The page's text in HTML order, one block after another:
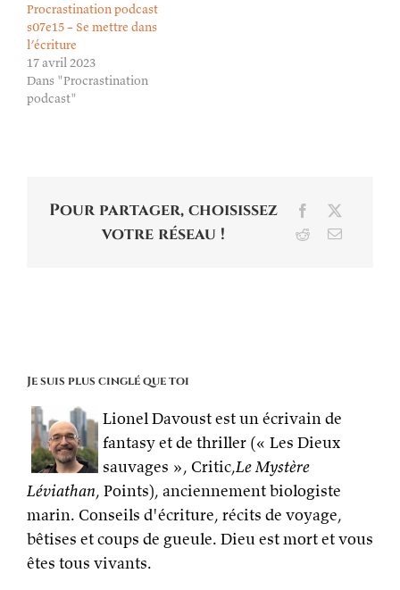
Procrastination podcast
s07e15 – Se mettre dans
l’écriture
17 avril 2023
Dans "Procrastination
podcast"
Pour partager, choisissez
votre réseau !
Facebook
RedditEmail
Je suis plus cinglé que toi
Lionel Davoust est un écrivain de
fantasy et de thriller (« Les Dieux
sauvages », Critic,Le Mystère
Léviathan, Points), anciennement biologiste
marin. Conseils d'écriture, récits de voyage,
bêtises et coups de gueule. Dieu est mort et vous
êtes tous vivants.